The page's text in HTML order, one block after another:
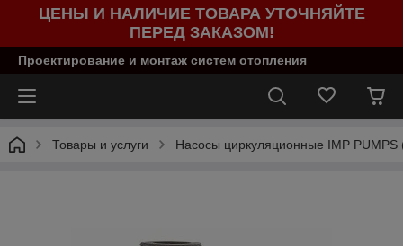
ЦЕНЫ И НАЛИЧИЕ ТОВАРА УТОЧНЯЙТЕ
ПЕРЕД ЗАКАЗОМ!
Проектирование и монтаж систем отопления
Товары и услуги Насосы циркуляционные IMP